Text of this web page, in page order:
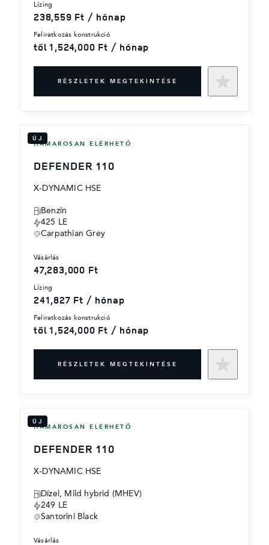
lízing
238,559 Ft / hónap
feliratkozás konstrukció
től 1,524,000 Ft / hónap
RÉSZLETEK MEGTEKINTÉSE
ÚJ
HAMAROSAN ELÉRHETŐ
DEFENDER 110
X-DYNAMIC HSE
Benzin
425 LE
Carpathian Grey
vásárlás
47,283,000 Ft
lízing
241,827 Ft / hónap
feliratkozás konstrukció
től 1,524,000 Ft / hónap
RÉSZLETEK MEGTEKINTÉSE
ÚJ
HAMAROSAN ELÉRHETŐ
DEFENDER 110
X-DYNAMIC HSE
Dízel, Mild hybrid (MHEV)
249 LE
Santorini Black
vásárlás